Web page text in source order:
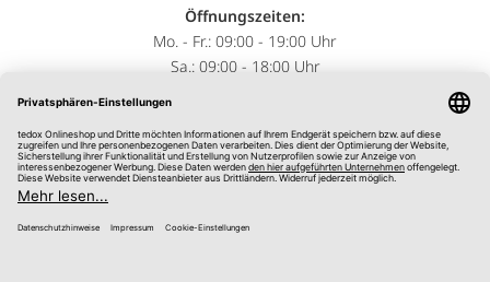
Öffnungszeiten:
Mo. - Fr.: 09:00 - 19:00 Uhr
Sa.: 09:00 - 18:00 Uhr
Impressum
AGB
Datenschutz